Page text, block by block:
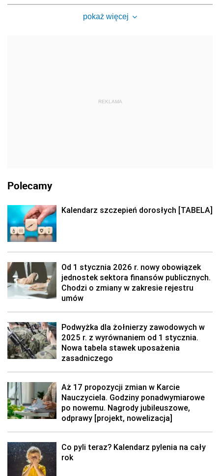
pokaż więcej
REKLAMA
Polecamy
Kalendarz szczepień dorosłych [TABELA]
Od 1 stycznia 2026 r. nowy obowiązek
jednostek sektora finansów publicznych.
Chodzi o zmiany w zakresie rejestru
umów
Podwyżka dla żołnierzy zawodowych w
2025 r. z wyrównaniem od 1 stycznia.
Nowa tabela stawek uposażenia
zasadniczego
Aż 17 propozycji zmian w Karcie
Nauczyciela. Godziny ponadwymiarowe
po nowemu. Nagrody jubileuszowe,
odprawy [projekt, nowelizacja]
Co pyli teraz? Kalendarz pylenia na cały
rok